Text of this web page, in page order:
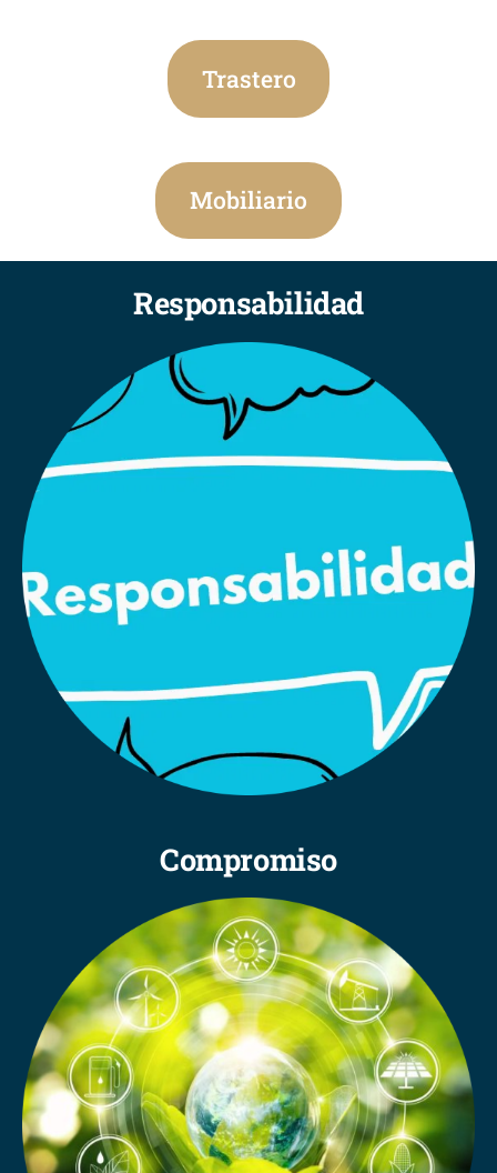
Trastero
Mobiliario
Responsabilidad
Compromiso